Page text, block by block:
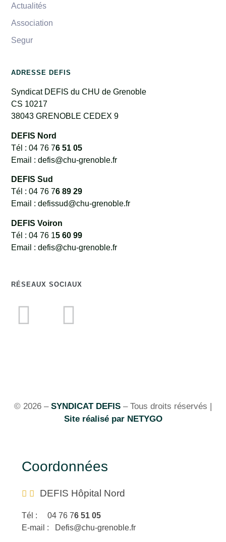
Actualités
Association
Segur
ADRESSE DEFIS
Syndicat DEFIS du CHU de Grenoble
CS 10217
38043 GRENOBLE CEDEX 9
DEFIS Nord
Tél : 04 76 76 51 05
Email : defis@chu-grenoble.fr
DEFIS Sud
Tél : 04 76 76 89 29
Email : defissud@chu-grenoble.fr
DEFIS Voiron
Tél : 04 76 15 60 99
Email : defis@chu-grenoble.fr
RÉSEAUX SOCIAUX
© 2026 – SYNDICAT DEFIS – Tous droits réservés |
Site réalisé par NETYGO
Coordonnées
DEFIS Hôpital Nord
Tél : 04 76 76 51 05
E-mail : Defis@chu-grenoble.fr